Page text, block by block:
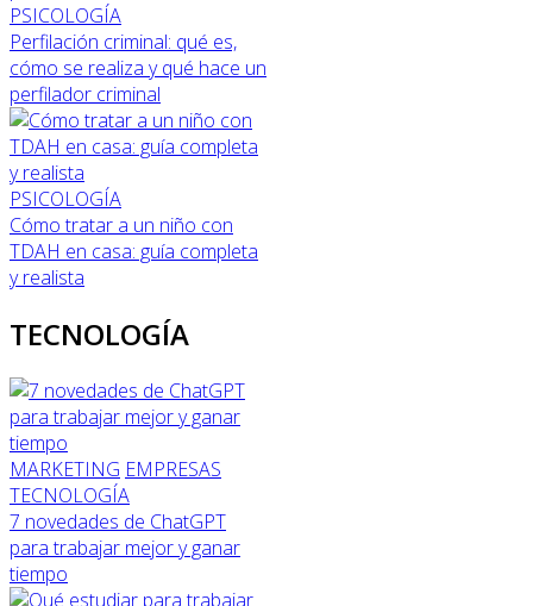
PSICOLOGÍA
Perfilación criminal: qué es,
cómo se realiza y qué hace un
perfilador criminal
PSICOLOGÍA
Cómo tratar a un niño con
TDAH en casa: guía completa
y realista
TECNOLOGÍA
MARKETING EMPRESAS
TECNOLOGÍA
7 novedades de ChatGPT
para trabajar mejor y ganar
tiempo